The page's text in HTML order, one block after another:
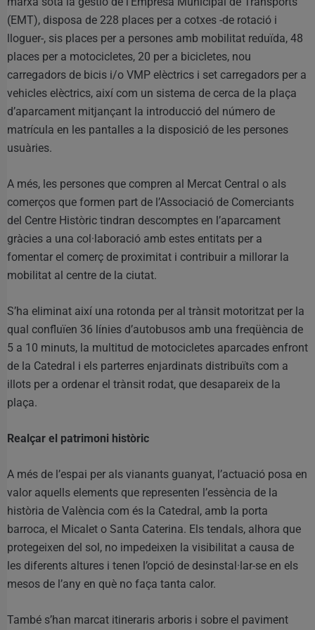
(EMT), disposa de 228 places per a cotxes -de rotació i
lloguer-, sis places per a persones amb mobilitat reduïda, 48
places per a motocicletes, 20 per a bicicletes, nou
carregadors de bicis i/o VMP elèctrics i set carregadors per a
vehicles elèctrics, així com un sistema de cerca de la plaça
d’aparcament mitjançant la introducció del número de
matrícula en les pantalles a la disposició de les persones
usuàries.
A més, les persones que compren al Mercat Central o als
comerços que formen part de l’Associació de Comerciants
del Centre Històric tindran descomptes en l’aparcament
gràcies a una col·laboració amb estes entitats per a
fomentar el comerç de proximitat i contribuir a millorar la
mobilitat al centre de la ciutat.
S’ha eliminat així una rotonda per al trànsit motoritzat per la
qual confluïen 36 línies d’autobusos amb una freqüència de
5 a 10 minuts, la multitud de motocicletes aparcades enfront
de la Catedral i els parterres enjardinats distribuïts com a
illots per a ordenar el trànsit rodat, que desapareix de la
plaça.
Realçar el patrimoni històric
A més de l’espai per als vianants guanyat, l’actuació posa en
valor aquells elements que representen l’essència de la
història de València com és la Catedral, amb la porta
barroca, el Micalet o Santa Caterina. Els tendals, alhora que
protegeixen del sol, no impedeixen la visibilitat a causa de
les diferents altures i tenen l’opció de desinstal·lar-se en els
mesos de l’any en què no faça tanta calor.
També s’han marcat itineraris arboris i sobre el paviment